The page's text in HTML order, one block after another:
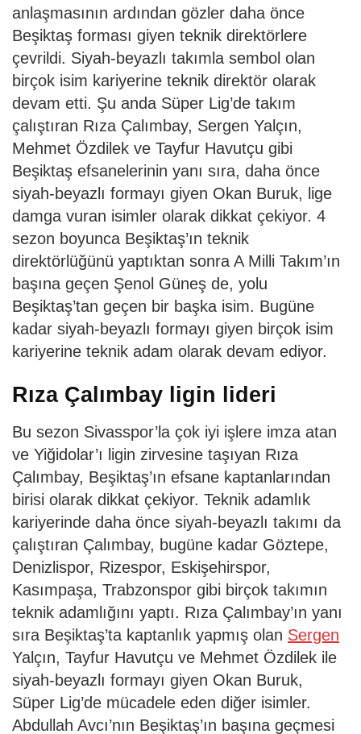
anlaşmasının ardından gözler daha önce
Beşiktaş forması giyen teknik direktörlere
çevrildi. Siyah-beyazlı takımla sembol olan
birçok isim kariyerine teknik direktör olarak
devam etti. Şu anda Süper Lig’de takım
çalıştıran Rıza Çalımbay, Sergen Yalçın,
Mehmet Özdilek ve Tayfur Havutçu gibi
Beşiktaş efsanelerinin yanı sıra, daha önce
siyah-beyazlı formayı giyen Okan Buruk, lige
damga vuran isimler olarak dikkat çekiyor. 4
sezon boyunca Beşiktaş’ın teknik
direktörlüğünü yaptıktan sonra A Milli Takım’ın
başına geçen Şenol Güneş de, yolu
Beşiktaş’tan geçen bir başka isim. Bugüne
kadar siyah-beyazlı formayı giyen birçok isim
kariyerine teknik adam olarak devam ediyor.
Rıza Çalımbay ligin lideri
Bu sezon Sivasspor’la çok iyi işlere imza atan
ve Yiğidolar’ı ligin zirvesine taşıyan Rıza
Çalımbay, Beşiktaş’ın efsane kaptanlarından
birisi olarak dikkat çekiyor. Teknik adamlık
kariyerinde daha önce siyah-beyazlı takımı da
çalıştıran Çalımbay, bugüne kadar Göztepe,
Denizlispor, Rizespor, Eskişehirspor,
Kasımpaşa, Trabzonspor gibi birçok takımın
teknik adamlığını yaptı. Rıza Çalımbay’ın yanı
sıra Beşiktaş’ta kaptanlık yapmış olan Sergen
Yalçın, Tayfur Havutçu ve Mehmet Özdilek ile
siyah-beyazlı formayı giyen Okan Buruk,
Süper Lig’de mücadele eden diğer isimler.
Abdullah Avcı’nın Beşiktaş’ın başına geçmesi